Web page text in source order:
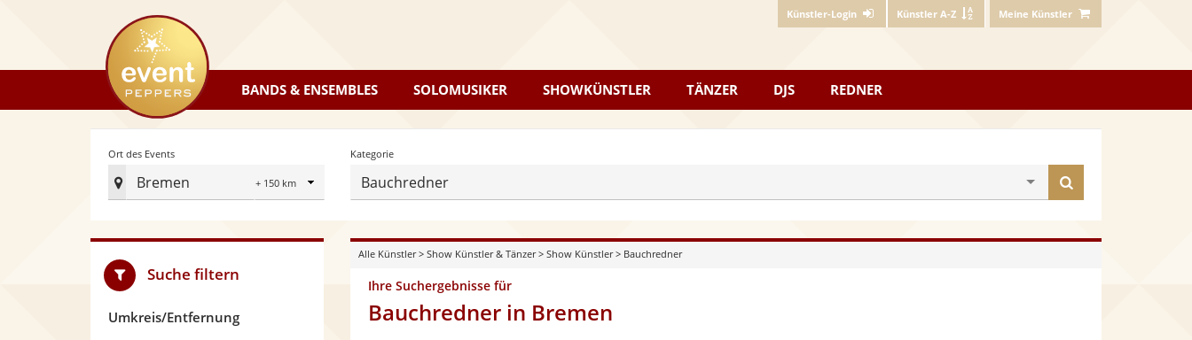
Künstler-Login Künstler A-Z Meine Künstler
eventpeppers
BANDS & ENSEMBLES SOLOMUSIKER SHOWKÜNSTLER TÄNZER DJS REDNER
Ort des Events
Bremen
Radius
Ort
Events
festlegen
Kategorie
Bauchredner
finden
Alle Künstler> Show Künstler & Tänzer> Show Künstler> Bauchredner
Ihre Suchergebnisse für
Bauchredner in Bremen
Suche filtern
Umkreis/Entfernung